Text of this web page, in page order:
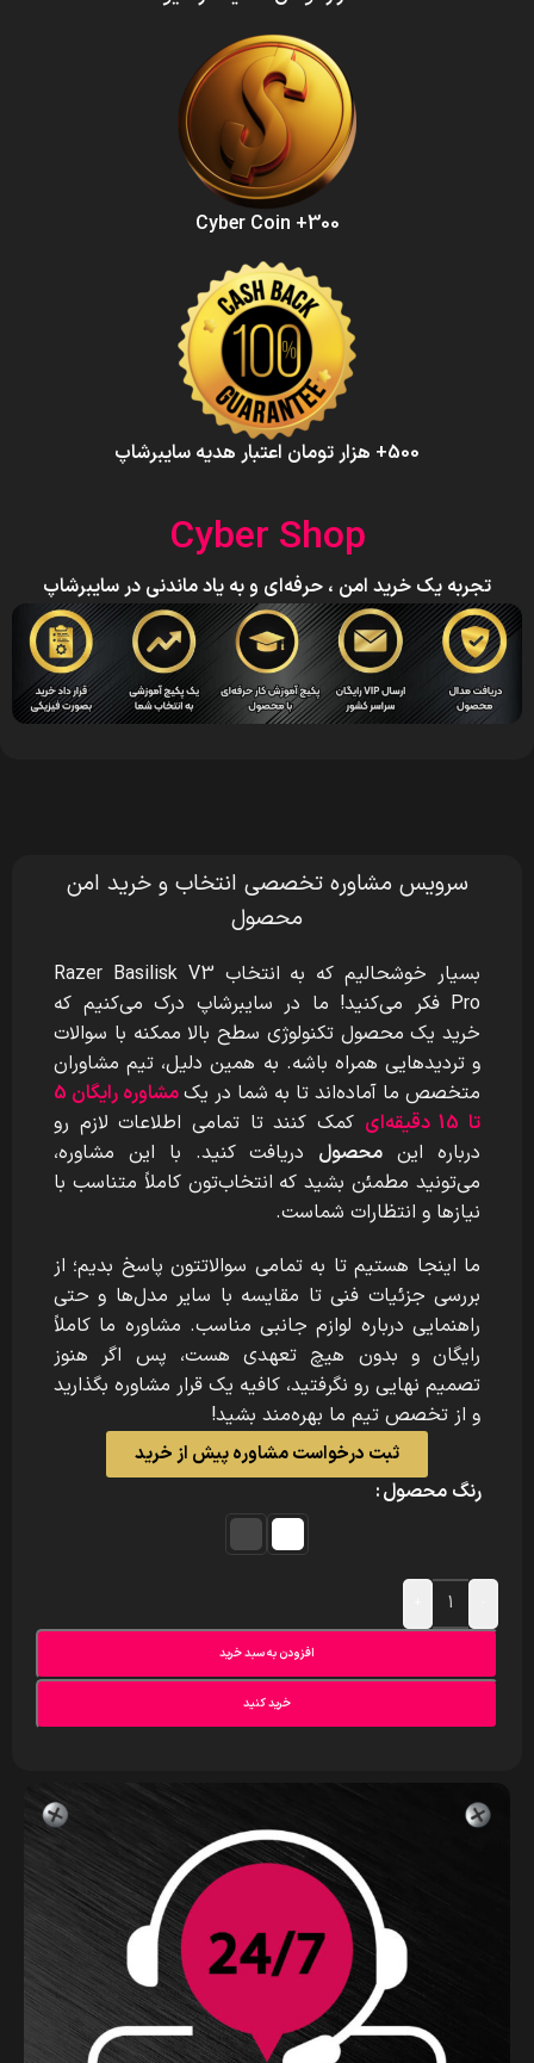
300+ Cyber Coin
500+ هزار تومان اعتبار هدیه سایبرشاپ
Cyber Shop
تجربه یک خرید امن ، حرفه‌ای و به یاد ماندنی در سایبرشاپ
سرویس مشاوره تخصصی انتخاب و خرید امن
محصول
بسیار خوشحالیم که به انتخاب Razer Basilisk V3
Pro فکر می‌کنید! ما در سایبرشاپ درک می‌کنیم که
خرید یک محصول تکنولوژی سطح بالا ممکنه با سوالات
و تردیدهایی همراه باشه. به همین دلیل، تیم مشاوران
متخصص ما آماده‌اند تا به شما در یک
مشاوره رایگان 5
تا 15 دقیقه‌ای
کمک کنند تا تمامی اطلاعات لازم رو
درباره این محصول دریافت کنید. با این مشاوره،
می‌تونید مطمئن بشید که انتخاب‌تون کاملاً متناسب با
نیازها و انتظارات شماست.
ما اینجا هستیم تا به تمامی سوالاتتون پاسخ بدیم؛ از
بررسی جزئیات فنی تا مقایسه با سایر مدل‌ها و حتی
راهنمایی درباره لوازم جانبی مناسب. مشاوره ما کاملاً
رایگان و بدون هیچ تعهدی هست، پس اگر هنوز
تصمیم نهایی رو نگرفتید، کافیه یک قرار مشاوره بگذارید
و از تخصص تیم ما بهره‌مند بشید!
ثبت درخواست مشاوره پیش از خرید
رنگ محصول
افزودن به سبد خرید
خرید کنید